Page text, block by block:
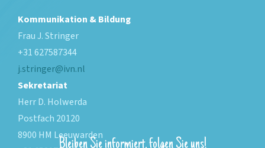
Bleiben Sie informiert, folgen Sie uns!
Kommunikation & Bildung
Frau J. Stringer
+31 627587344
j.stringer@ivn.nl
Sekretariat
Herr D. Holwerda
Postfach 20120
8900 HM Leeuwarden